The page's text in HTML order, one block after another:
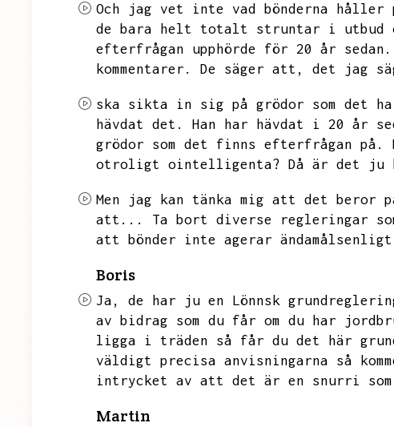
Och jag vet inte vad bönderna håller
de bara helt totalt struntar i utbud
efterfrågan upphörde för 20 år sedan.
kommentarer.
De säger att, det jag
ska sikta in sig på grödor som det
hävdat det.
Han har hävdat i 20 år
grödor som det finns efterfrågan på.
otroligt ointelligenta? Då är det ju
Men jag kan tänka mig att det beror
att...
Ta bort diverse regleringar
att bönder inte agerar
Boris
Ja, de har ju en Lönnsk
av bidrag som du får om du har
ligga i träden så får du det här
väldigt precisa anvisningarna så
intrycket av att det är en snurri
Martin